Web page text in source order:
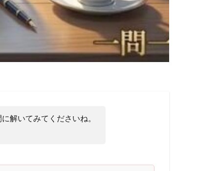
解いてみてくださいね。